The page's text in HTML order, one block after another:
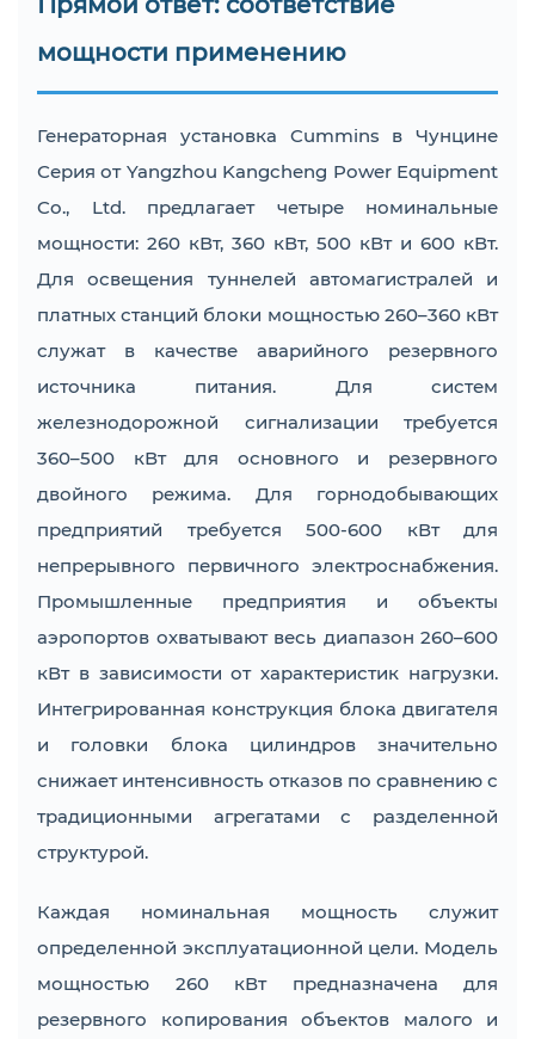
мощности применению
Генераторная установка Cummins в Чунцине
Серия от Yangzhou Kangcheng Power Equipment
Co., Ltd. предлагает четыре номинальные
мощности: 260 кВт, 360 кВт, 500 кВт и 600 кВт.
Для освещения туннелей автомагистралей и
платных станций блоки мощностью 260–360 кВт
служат в качестве аварийного резервного
источника питания. Для систем
железнодорожной сигнализации требуется
360–500 кВт для основного и резервного
двойного режима. Для горнодобывающих
предприятий требуется 500-600 кВт для
непрерывного первичного электроснабжения.
Промышленные предприятия и объекты
аэропортов охватывают весь диапазон 260–600
кВт в зависимости от характеристик нагрузки.
Интегрированная конструкция блока двигателя
и головки блока цилиндров значительно
снижает интенсивность отказов по сравнению с
традиционными агрегатами с разделенной
структурой.
Каждая номинальная мощность служит
определенной эксплуатационной цели. Модель
мощностью 260 кВт предназначена для
резервного копирования объектов малого и